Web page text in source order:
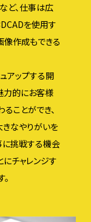
ど、仕事は広
を使用す
像作成もできる
アップする開
力的にお客様
ことができ、
きなやりがいを
に挑戦する機会
チャレンジす